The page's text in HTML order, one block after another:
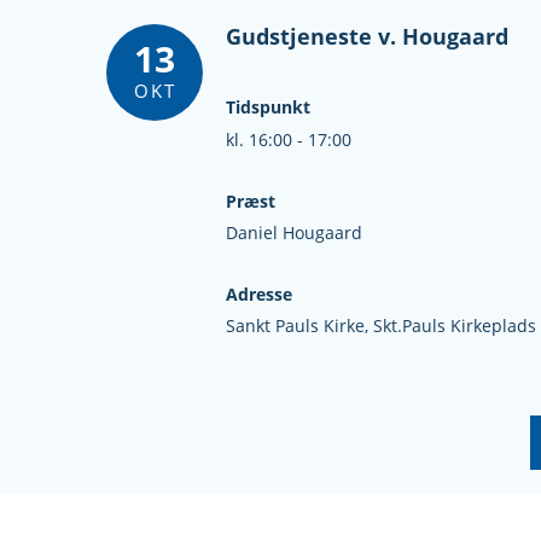
13
OKT
Gudstjeneste v. Hougaard
Tidspunkt
kl. 16:00 - 17:00
Præst
Daniel Hougaard
Adresse
Sankt Pauls Kirke,Skt.Pauls